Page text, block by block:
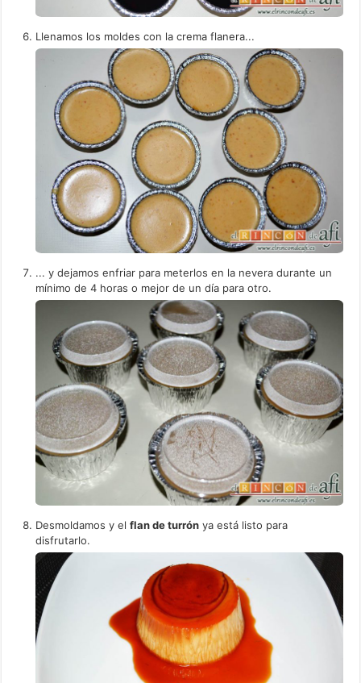
Llenamos los moldes con la crema flanera...
... y dejamos enfriar para meterlos en la nevera durante un
mínimo de 4 horas o mejor de un día para otro.
Desmoldamos y elflan de turrón ya está listo para
disfrutarlo.